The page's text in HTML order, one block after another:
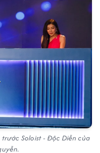
Soloist - Độc Diễn của